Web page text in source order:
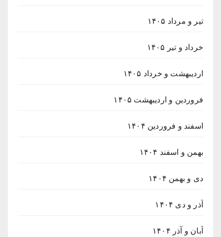
تیر و مرداد ۱۴۰۵
خرداد و تیر ۱۴۰۵
اردیبهشت و خرداد ۱۴۰۵
فروردین و اردیبهشت ۱۴۰۵
اسفند و فروردین ۱۴۰۴
بهمن و اسفند ۱۴۰۴
دی و بهمن ۱۴۰۴
آذر و دی ۱۴۰۴
آبان و آذر ۱۴۰۴